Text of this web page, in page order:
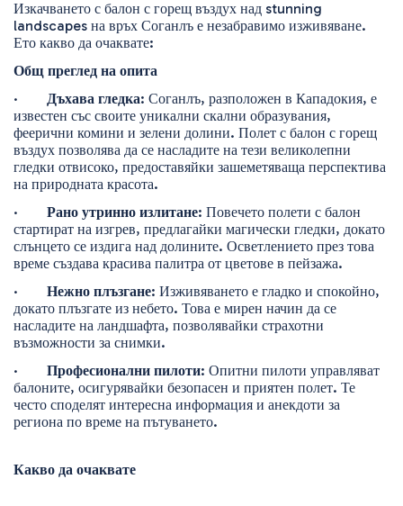
Изкачването с балон с горещ въздух над stunning
landscapes на връх Соганлъ е незабравимо изживяване.
Ето какво да очаквате:
Общ преглед на опита
· Дъхава гледка: Соганлъ, разположен в Кападокия, е
известен със своите уникални скални образувания,
феерични комини и зелени долини. Полет с балон с горещ
въздух позволява да се насладите на тези великолепни
гледки отвисоко, предоставяйки зашеметяваща перспектива
на природната красота.
· Рано утринно излитане: Повечето полети с балон
стартират на изгрев, предлагайки магически гледки, докато
слънцето се издига над долините. Осветлението през това
време създава красива палитра от цветове в пейзажа.
· Нежно плъзгане: Изживяването е гладко и спокойно,
докато плъзгате из небето. Това е мирен начин да се
насладите на ландшафта, позволявайки страхотни
възможности за снимки.
· Професионални пилоти: Опитни пилоти управляват
балоните, осигурявайки безопасен и приятен полет. Те
често споделят интересна информация и анекдоти за
региона по време на пътуването.
Какво да очаквате